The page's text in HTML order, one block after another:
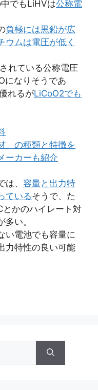
でもLiHVは公称電
負極には黒鉛が広
ウムは電圧が低く
れている公称電圧
になりそうであ
れるがLiCoO2でも
」の種類と特徴を
ーカーも紹介
、 容量と出力特
ているそうで、た
とかのハイレート対
い。
い電池でも容量に
力特性の良い可能